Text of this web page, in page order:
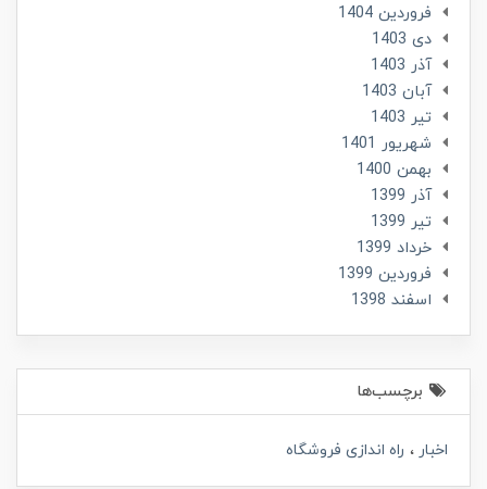
فروردین 1404
دی 1403
آذر 1403
آبان 1403
تير 1403
شهریور 1401
بهمن 1400
آذر 1399
تير 1399
خرداد 1399
فروردین 1399
اسفند 1398
برچسب‌ها
اخبار راه اندازی فروشگاه